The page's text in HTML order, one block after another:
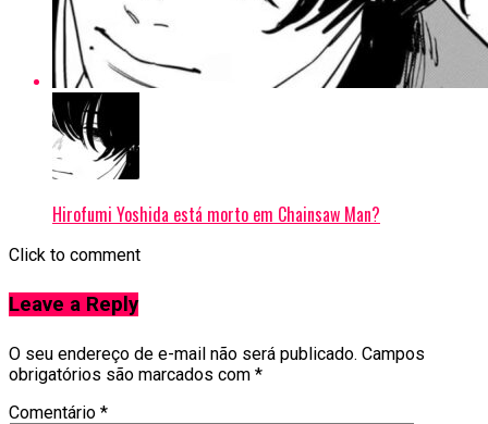
Hirofumi Yoshida está morto em Chainsaw Man?
Click to comment
Leave a Reply
O seu endereço de e-mail não será publicado. Campos
obrigatórios são marcados com *
Comentário *